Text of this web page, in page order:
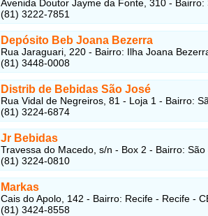
Avenida Doutor Jayme da Fonte, 310 -
(81) 3222-7851
Depósito Beb Joana Bezerra
Rua Jaraguari, 220 - Bairro: Ilha Joana
(81) 3448-0008
Distrib de Bebidas São José
Rua Vidal de Negreiros, 81 - Loja 1 - Bairro:
(81) 3224-6874
Jr Bebidas
Travessa do Macedo, s/n - Box 2 - Bairro:
(81) 3224-0810
Markas
Cais do Apolo, 142 - Bairro: Recife - Recife -
(81) 3424-8558